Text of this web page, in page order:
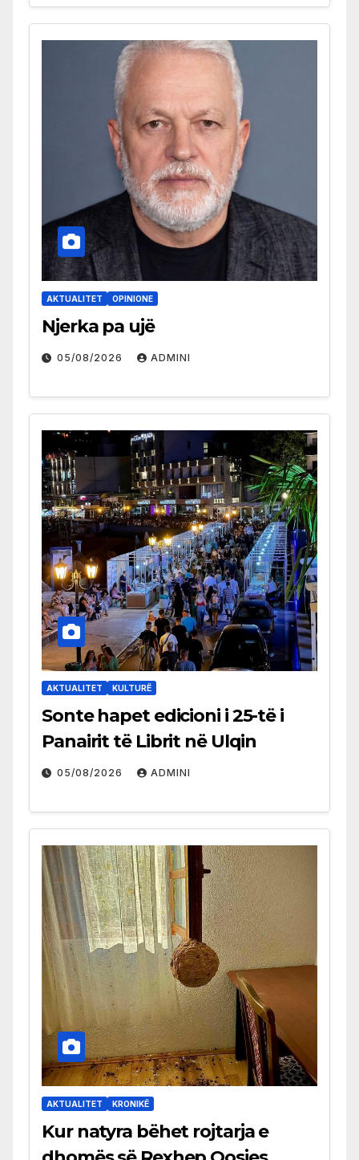
AKTUALITET OPINIONE
Njerka pa ujë
05/08/2026 ADMINI
AKTUALITET KULTURË
Sonte hapet edicioni i 25-të i
Panairit të Librit në Ulqin
05/08/2026 ADMINI
AKTUALITET KRONIKË
Kur natyra bëhet rojtarja e